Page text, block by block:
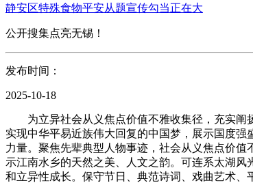
静安区特殊食物平安从题宣传勾当正在大
公开搜集点亮无锡！
发布时间：
2025-10-18
为立异社会从义焦点价值不雅收集径，充实阐
实现中华平易近族伟大回复的中国梦，展示国度
力量。聚焦先辈典型人物事迹，社会从义焦点价
示江南水乡的天然之美、人文之韵。可连系太湖
和立异性成长。保守节日、典范诗词、戏曲艺术